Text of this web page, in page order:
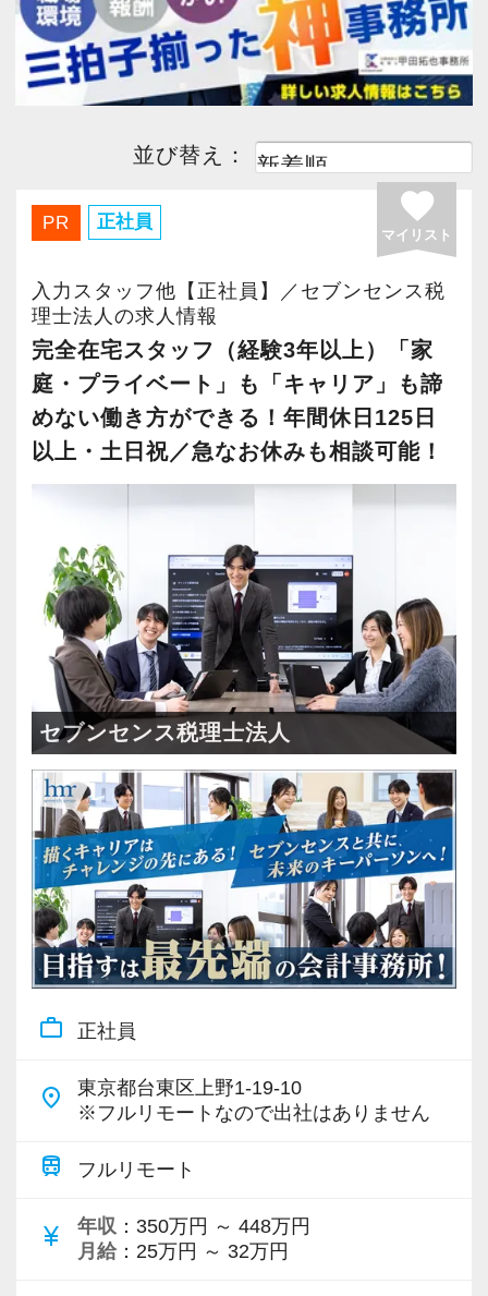
並び替え：
PR 正社員 favorite
マイリスト
入力スタッフ他【正社員】／セブンセンス税
理士法人の求人情報
完全在宅スタッフ（経験3年以上）「家
庭・プライベート」も「キャリア」も諦
めない働き方ができる！年間休日125日
以上・土日祝／急なお休みも相談可能！
セブンセンス税理士法人
work_outline 正社員
place
東京都台東区上野1-19-10
※フルリモートなので出社はありません
train フルリモート
currency_yen 年収 ：350万円 ～ 448万円
月給 ：25万円 ～ 32万円